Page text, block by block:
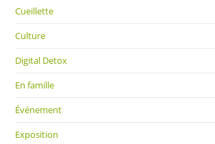
Cueillette
Culture
Digital Detox
En famille
Événement
Exposition